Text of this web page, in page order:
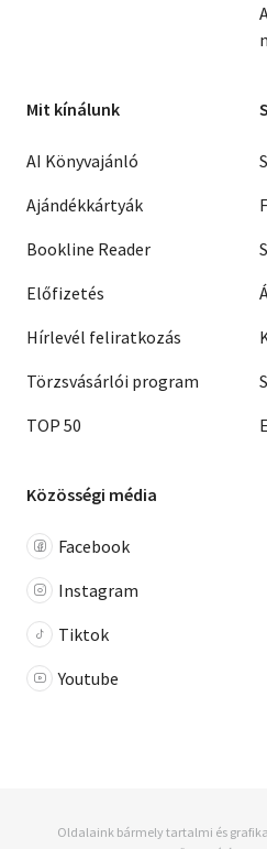
Mit kínálunk
AI Könyvajánló
Ajándékkártyák
Bookline Reader
Előfizetés
Hírlevél feliratkozás
Törzsvásárlói program
TOP 50
Közösségi média
Facebook
Instagram
Tiktok
Youtube
Oldalaink bármely tartalmi és